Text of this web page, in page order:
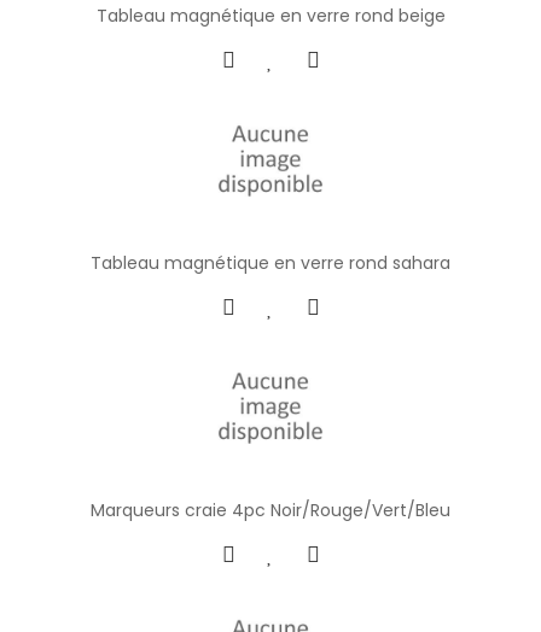
Tableau magnétique en verre rond beige
Tableau magnétique en verre rond sahara
Marqueurs craie 4pc Noir/Rouge/Vert/Bleu